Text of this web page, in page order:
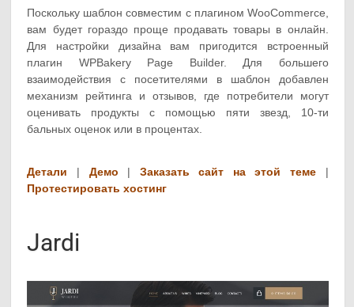
Поскольку шаблон совместим с плагином WooCommerce,
вам будет гораздо проще продавать товары в онлайн.
Для настройки дизайна вам пригодится встроенный
плагин WPBakery Page Builder. Для большего
взаимодействия с посетителями в шаблон добавлен
механизм рейтинга и отзывов, где потребители могут
оценивать продукты с помощью пяти звезд, 10-ти
бальных оценок или в процентах.
Детали | Демо | Заказать сайт на этой теме |
Протестировать хостинг
Jardi